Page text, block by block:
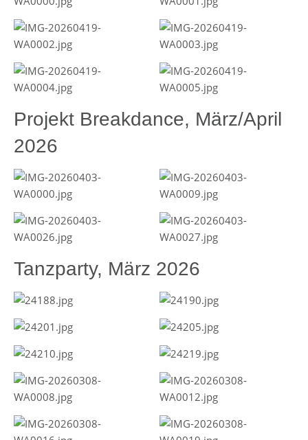
Projekt Breakdance, März/April
2026
Tanzparty, März 2026